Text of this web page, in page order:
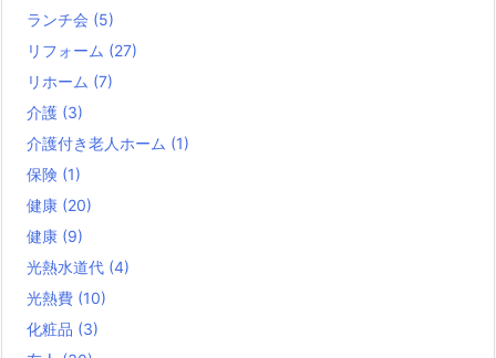
ランチ会 (5)
リフォーム (27)
リホーム (7)
介護 (3)
介護付き老人ホーム (1)
保険 (1)
健康 (20)
健康 (9)
光熱水道代 (4)
光熱費 (10)
化粧品 (3)